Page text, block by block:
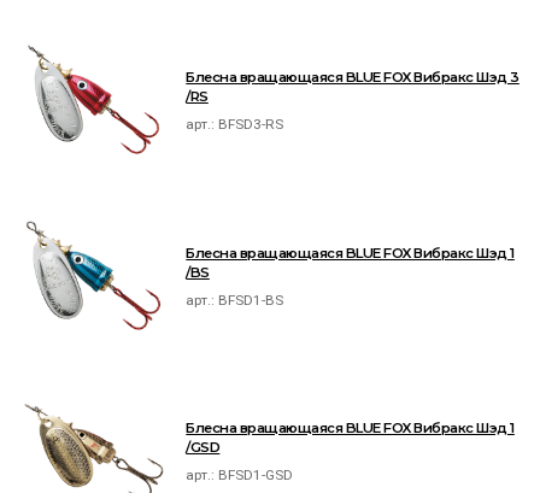
Блесна вращающаяся BLUE FOX Вибракс Шэд 3
/RS
арт.: BFSD3-RS
Блесна вращающаяся BLUE FOX Вибракс Шэд 1
/BS
арт.: BFSD1-BS
Блесна вращающаяся BLUE FOX Вибракс Шэд 1
/GSD
арт.: BFSD1-GSD